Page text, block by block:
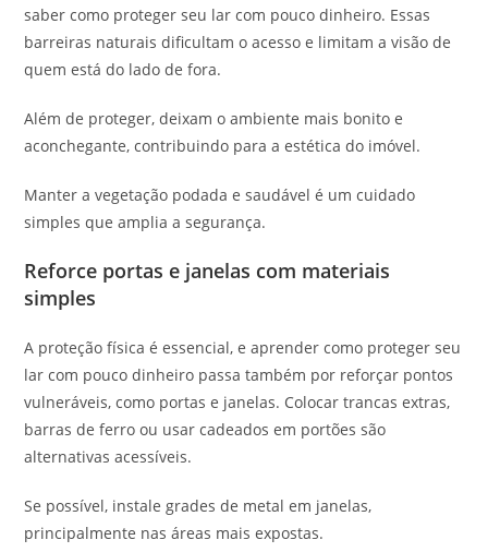
saber como proteger seu lar com pouco dinheiro. Essas
barreiras naturais dificultam o acesso e limitam a visão de
quem está do lado de fora.
Além de proteger, deixam o ambiente mais bonito e
aconchegante, contribuindo para a estética do imóvel.
Manter a vegetação podada e saudável é um cuidado
simples que amplia a segurança.
Reforce portas e janelas com materiais
simples
A proteção física é essencial, e aprender como proteger seu
lar com pouco dinheiro passa também por reforçar pontos
vulneráveis, como portas e janelas. Colocar trancas extras,
barras de ferro ou usar cadeados em portões são
alternativas acessíveis.
Se possível, instale grades de metal em janelas,
principalmente nas áreas mais expostas.